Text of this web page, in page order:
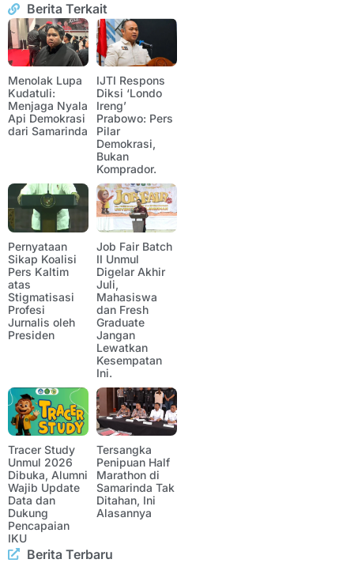
Berita Terkait
Menolak Lupa
Kudatuli:
Menjaga Nyala
Api Demokrasi
dari Samarinda
IJTI Respons
Diksi ‘Londo
Ireng’
Prabowo: Pers
Pilar
Demokrasi,
Bukan
Komprador.
Pernyataan
Sikap Koalisi
Pers Kaltim
atas
Stigmatisasi
Profesi
Jurnalis oleh
Presiden
Job Fair Batch
II Unmul
Digelar Akhir
Juli,
Mahasiswa
dan Fresh
Graduate
Jangan
Lewatkan
Kesempatan
Ini.
Tracer Study
Unmul 2026
Dibuka, Alumni
Wajib Update
Data dan
Dukung
Pencapaian
IKU
Tersangka
Penipuan Half
Marathon di
Samarinda Tak
Ditahan, Ini
Alasannya
Berita Terbaru